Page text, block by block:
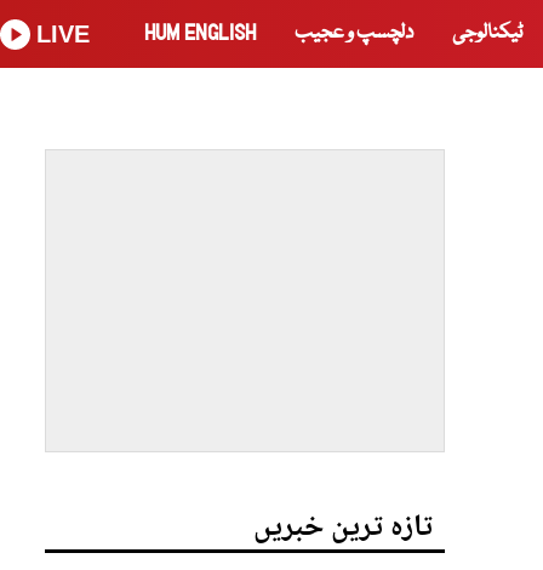
ٹیکنالوجی دلچسپ و عجیب HUM ENGLISH
LIVE
تازہ ترین خبریں